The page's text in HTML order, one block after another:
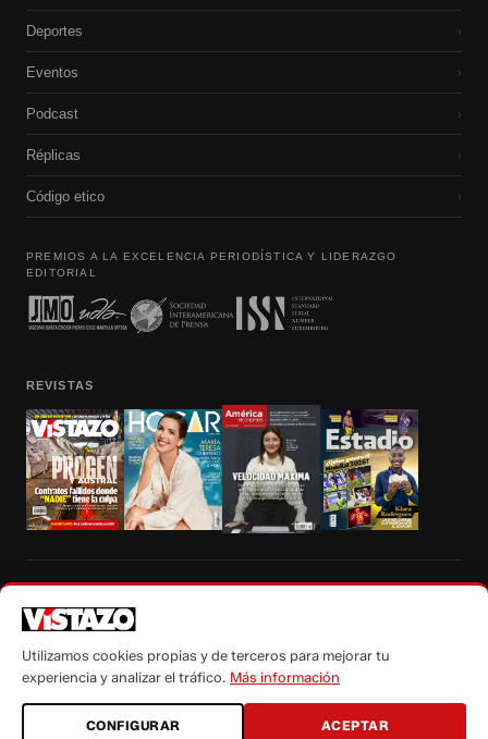
Deportes ›
Eventos ›
Podcast ›
Réplicas ›
Código etico ›
PREMIOS A LA EXCELENCIA PERIODÍSTICA Y LIDERAZGO
EDITORIAL
REVISTAS
autorización escrita de su titular, de todos los contenidos de Vistazo.com.
Utilizamos cookies propias y de terceros para mejorar tu
experiencia y analizar el tráfico. Más información
CONFIGURAR ACEPTAR